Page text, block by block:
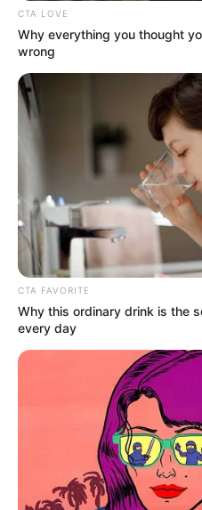
¡SECRETO
Sabías
MAYOR
cuando le
CTA LOVE
Why everything you thought
wrong
CTA FAVORITE
Why this ordinary drink is the
every day